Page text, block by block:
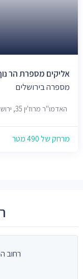
אליקים מספרת הר
מספרה בירושלים
האדמו"ר מרוז'ין 35, ירושלים, 9387031
מרחק של 490 מטר
רחוב